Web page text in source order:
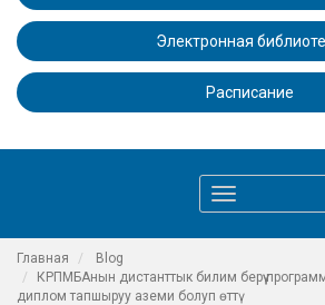
Электронная
Расписание
Главная
Blog
КРПМБАнын дистанттык билим берүү
диплом тапшыруу аземи болуп өттү